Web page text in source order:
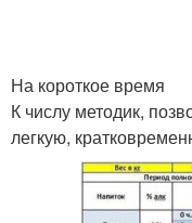
На короткое время
К числу методик,
легкую,